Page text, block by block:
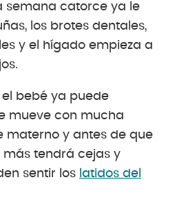
semana catorce ya le
los brotes dentales,
y el hígado empieza a
el bebé ya puede
mueve con mucha
materno y antes de que
más tendrá cejas y
sentir los latidos del